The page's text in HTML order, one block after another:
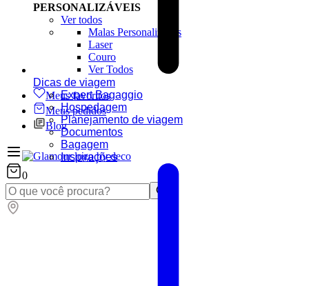
PERSONALIZÁVEIS
Ver todos
Malas Personalizadas
Laser
Couro
Ver Todos
Meus favoritos
Meus pedidos
Blog
0
Dicas de viagem
Expert Bagaggio
Hospedagem
Planejamento de viagem
Documentos
Bagagem
Inspirações